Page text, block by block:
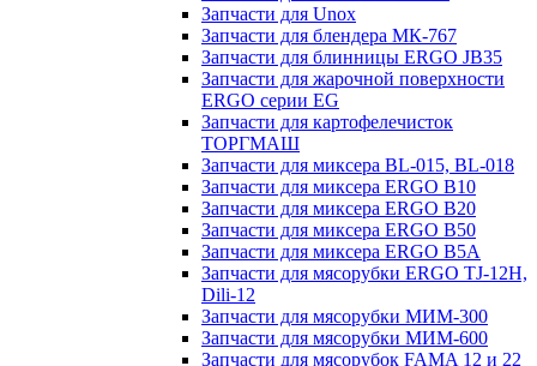
Запчасти для Unox
Запчасти для блендера МК-767
Запчасти для блинницы ERGO JB35
Запчасти для жарочной поверхности
ERGO серии EG
Запчасти для картофелечисток
ТОРГМАШ
Запчасти для миксера BL-015, BL-018
Запчасти для миксера ERGO B10
Запчасти для миксера ERGO B20
Запчасти для миксера ERGO B50
Запчасти для миксера ERGO B5A
Запчасти для мясорубки ERGO TJ-12H,
Dili-12
Запчасти для мясорубки МИМ-300
Запчасти для мясорубки МИМ-600
Запчасти для мясорубок FAMA 12 и 22